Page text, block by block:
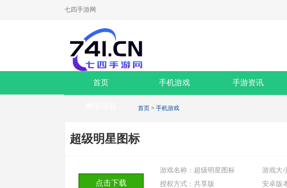
七四手游网
首页 手机游戏 手游资讯
首页 > 手机游戏
超级明星图标
点击下载
游戏名称： 超级明星图标 游戏大
授权方式： 共享版 安卓版